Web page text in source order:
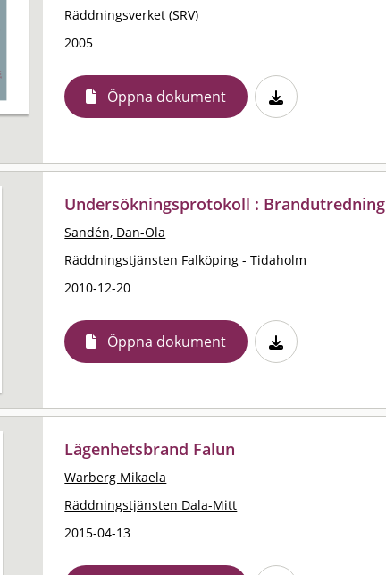
Räddningsverket (SRV)
2005
Öppna dokument
Undersökningsprotokoll : Brandutredning
Sandén, Dan-Ola
Räddningstjänsten Falköping - Tidaholm
2010-12-20
Öppna dokument
Lägenhetsbrand Falun
Warberg Mikaela
Räddningstjänsten Dala-Mitt
2015-04-13